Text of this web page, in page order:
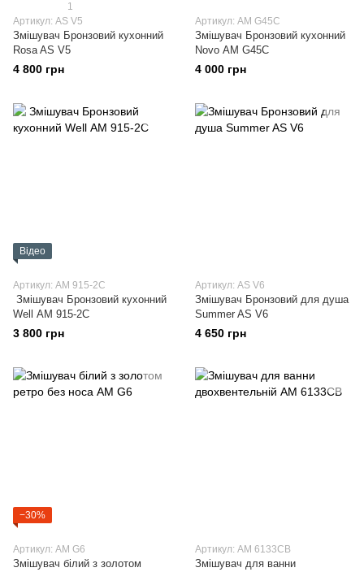
1
Артикул: AS V5
Змішувач Бронзовий кухонний
Rosa AS V5
4 800 грн
Артикул: АМ G45C
Змішувач Бронзовий кухонний
Novo АМ G45C
4 000 грн
Відео
Артикул: АМ 915-2C
Змішувач Бронзовий кухонний
Well АМ 915-2C
3 800 грн
Артикул: AS V6
Змішувач Бронзовий для душа
Summer AS V6
4 650 грн
−30%
Артикул: AM G6
Змішувач бiлий з золотом
Артикул: АМ 6133CB
Змішувач для ванни